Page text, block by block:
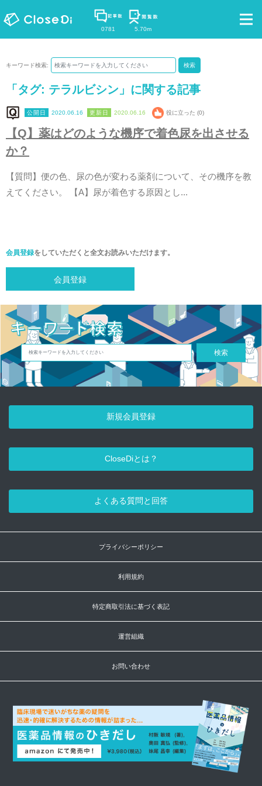
0781 5.70m
キーワード検索: 検索
「タグ: テラルビシン 」に関する記事
2020.06.16 2020.06.16 役に立った (0)
【Q】 薬はどのよ う な機序で着色尿を出させる
か？
【 質問 】 便の色 尿の色が変わる薬剤 について その機序を教
え て く ださ い。 【A】 尿が着色する 原 因 と し...
会員登録をしていただくと全文お読みいただけます。
会員登録
検索
新規会員登録
CloseDiとは？
よくある質問と回答
プライバシーポリシー
利用規約
特定商取引法に基づく表記
運営組織
お問い合わせ